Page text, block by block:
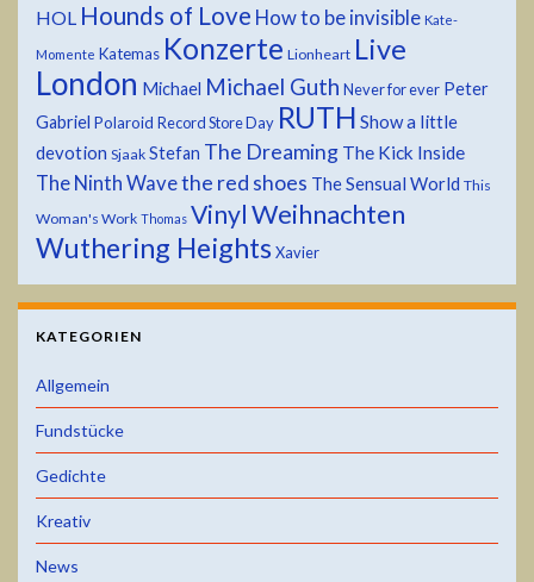
HOL Hounds of Love How to be invisible Kate-
Momente Katemas Konzerte Lionheart Live
London Michael Michael Guth Never for ever Peter
Gabriel Polaroid Record Store Day RUTH Show a little
devotion Sjaak Stefan The Dreaming The Kick Inside
The Ninth Wavethe red shoes The Sensual World This
Woman's Work Thomas VinylWeihnachten
Wuthering Heights Xavier
KATEGORIEN
Allgemein
Fundstücke
Gedichte
Kreativ
News